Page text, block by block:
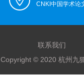
CNKI中国学术论
联系我们
Copyright © 2020 杭州九